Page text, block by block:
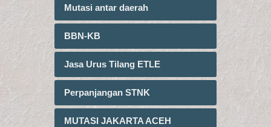
Mutasi antar daerah
BBN-KB
Jasa Urus Tilang ETLE
Perpanjangan STNK
MUTASI JAKARTA ACEH